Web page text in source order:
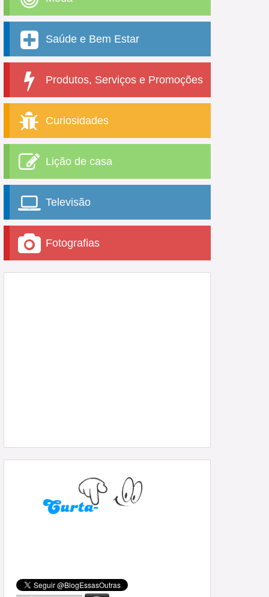
Saúde e Bem Estar
Produtos, Serviços e Promoções
Curiosidades
Lição de casa
Televisão
Fotografias